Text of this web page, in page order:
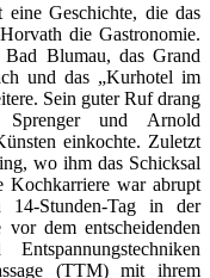
Geschichte, die das
die Gastronomie.
Blumau, das Grand
und das „Kurhotel im
Sein guter Ruf drang
und Arnold
einkochte. Zuletzt
wo ihm das Schicksal
Kochkarriere war abrupt
14-Stunden-Tag in der
dem entscheidenden
(TTM) mit ihrem